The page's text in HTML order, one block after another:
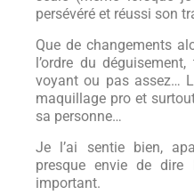
persévéré et réussi son
Que de changements
l’ordre du
voyant ou pas assez…
maquillage pro et
sa personne…
Je l’ai sentie bien,
presque envie de dire
important.